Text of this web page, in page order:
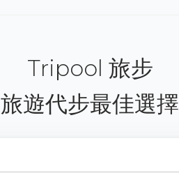
Tripool 旅步
旅遊代步最佳選擇